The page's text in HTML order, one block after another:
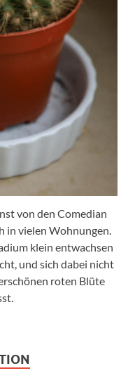
von den Comedian
in vielen Wohnungen.
klein entwachsen
und sich dabei nicht
roten Blüte